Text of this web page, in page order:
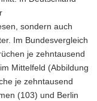
sondern auch
Im Bundesvergleich
je zehntausend
Mittelfeld (Abbildung
je zehntausend
(103) und Berlin